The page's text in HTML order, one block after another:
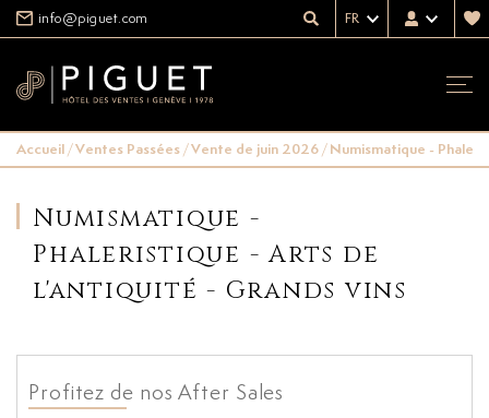
info@piguet.com FR
Accueil/Ventes Passées/Vente de juin 2026/Numismatique -
Numismatique -
Phaleristique - Arts de
l'antiquité - Grands vins
Profitez de nos After Sales